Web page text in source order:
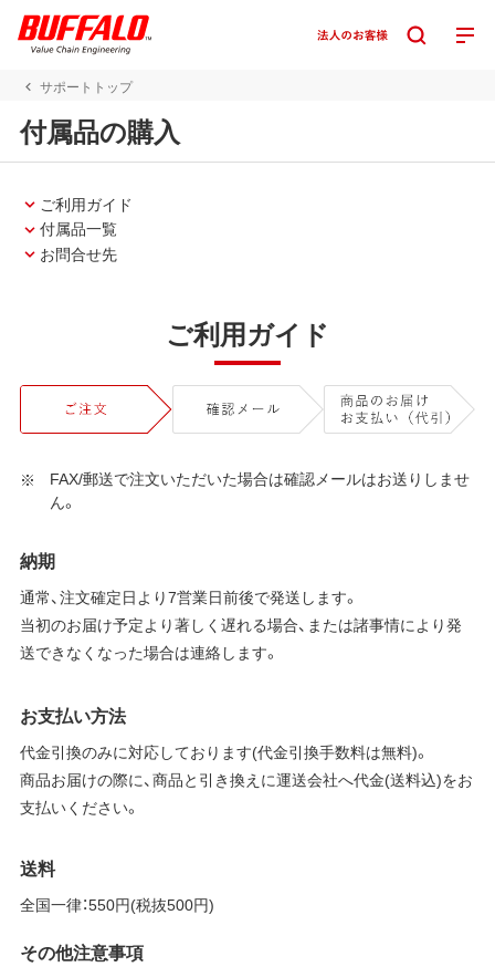
サポートトップ
付属品の購入
ご利用ガイド
付属品一覧
お問合せ先
ご利用ガイド
FAX/郵送で注文いただいた場合は確認メールはお送りしませ
ん。
納期
通常、注文確定日より7営業日前後で発送します。
当初のお届け予定より著しく遅れる場合、または諸事情により発
送できなくなった場合は連絡します。
お支払い方法
代金引換のみに対応しております(代金引換手数料は無料)。
商品お届けの際に、商品と引き換えに運送会社へ代金(送料込)をお
支払いください。
送料
全国一律：550円(税抜500円)
その他注意事項